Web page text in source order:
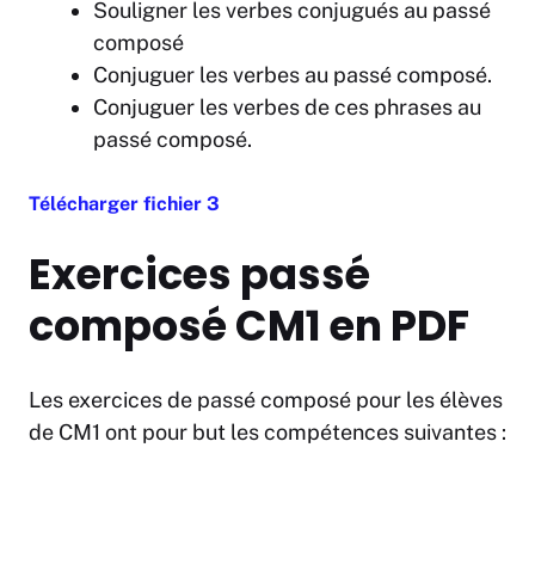
Souligner les verbes conjugués au passé
composé
Conjuguer les verbes au passé composé.
Conjuguer les verbes de ces phrases au
passé composé.
Télécharger fichier 3
Exercices passé
composé CM1 en PDF
Les exercices de passé composé pour les élèves
de CM1 ont pour but les compétences suivantes :